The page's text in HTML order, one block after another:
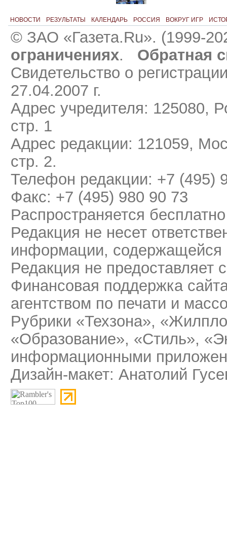
НОВОСТИ РЕЗУЛЬТАТЫ КАЛЕНДАРЬ РОССИЯ ВОКРУГ ИГР
© ЗАО «Газета.Ru». (1999-
ограничениях.
Обратная
Свидетельство о
27.04.2007 г.
Адрес учредителя: 125080,
стр. 1
Адрес редакции: 121059,
стр. 2.
Телефон редакции: +7 (495)
Факс: +7 (495) 980 90 73
Распространяется бесплатно
Редакция не несет
информации, содержащейся
Редакция не предоставляет
Финансовая поддержка
агентством по печати и
Рубрики «Техзона»,
«Образование», «Стиль»,
информационными
Дизайн-макет: Анатолий